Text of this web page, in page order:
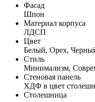
Фасад
Шпон
Материал корпуса
ЛДСП
Цвет
Белый, Орех,
Стиль
Минимализм,
Стеновая панель
ХДФ в цвет
Столешница